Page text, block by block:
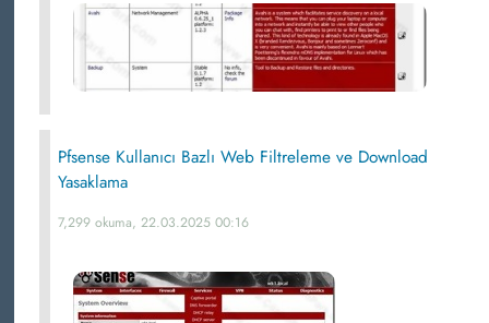
Pfsense Kullanıcı Bazlı Web Filtreleme ve Download
Yasaklama
7,299 okuma, 22.03.2025 00:16